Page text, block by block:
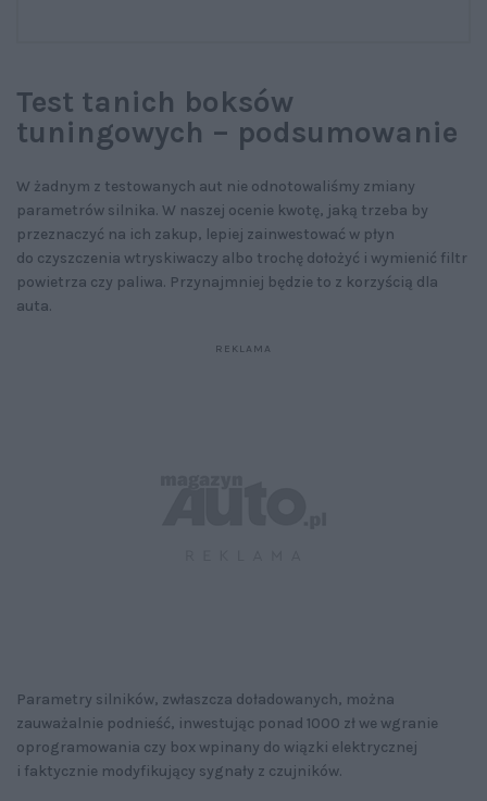
Test tanich boksów
tuningowych – podsumowanie
W żadnym z testowanych aut nie odnotowaliśmy zmiany
parametrów silnika. W naszej ocenie kwotę, jaką trzeba by
przeznaczyć na ich zakup, lepiej zainwestować w płyn
do czyszczenia wtryskiwaczy albo trochę dołożyć i wymienić filtr
powietrza czy paliwa. Przynajmniej będzie to z korzyścią dla
auta.
Parametry silników, zwłaszcza doładowanych, można
zauważalnie podnieść, inwestując ponad 1000 zł we wgranie
oprogramowania czy box wpinany do wiązki elektrycznej
i faktycznie modyfikujący sygnały z czujników.